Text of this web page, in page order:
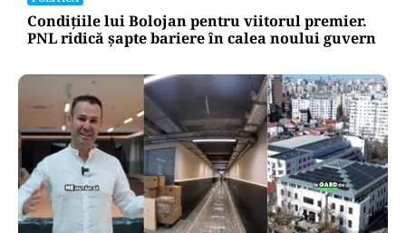
Condițiile lui Bolojan pentru viitorul premier.
PNL ridică șapte bariere în calea noului guvern